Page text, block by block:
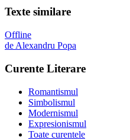
Texte similare
Offline
de Alexandru Popa
Curente Literare
Romantismul
Simbolismul
Modernismul
Expresionismul
Toate curentele